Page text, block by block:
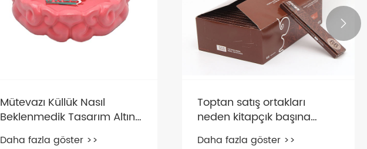
Sigara Sarma Kağıdı
Kullanırken Dikkat Edilmesi
Gerekenler Nelerdir?
Daha fazla göster >>
Neden kare metal sigara
içme seti ile deneyiminizi
yükseltmelisiniz?
Daha fazla göster >>
